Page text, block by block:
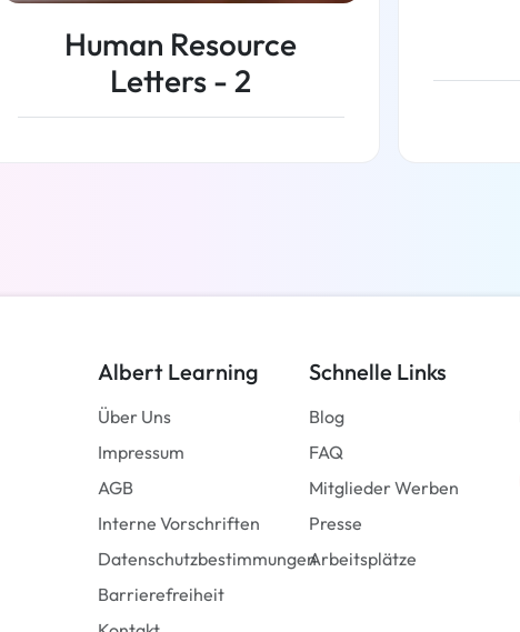
Human Resource
Letters - 2
Albert Learning
Über Uns
Impressum
AGB
Interne Vorschriften
Datenschutzbestimmungen
Barrierefreiheit
Schnelle Links
Blog
FAQ
Mitglieder Werben
Presse
Arbeitsplätze